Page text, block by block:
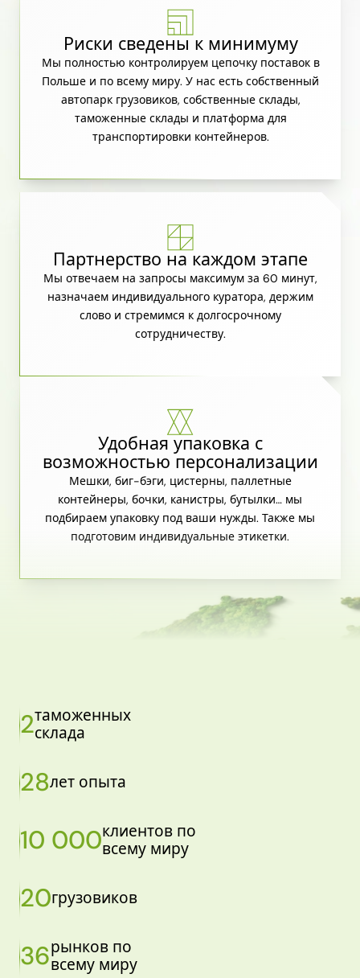
Риски сведены к минимуму
Мы полностью контролируем цепочку поставок в
Польше и по всему миру. У нас есть собственный
автопарк грузовиков, собственные склады,
таможенные склады и платформа для
транспортировки контейнеров.
Партнерство на каждом этапе
Мы отвечаем на запросы максимум за 60 минут,
назначаем индивидуального куратора, держим
слово и стремимся к долгосрочному
сотрудничеству.
Удобная упаковка с
возможностью персонализации
Мешки, биг-бэги, цистерны, паллетные
контейнеры, бочки, канистры, бутылки… мы
подбираем упаковку под ваши нужды. Также мы
подготовим индивидуальные этикетки.
2таможенных
склада
28лет опыта
10 000клиентов по
всему миру
20грузовиков
36рынков по
всему миру